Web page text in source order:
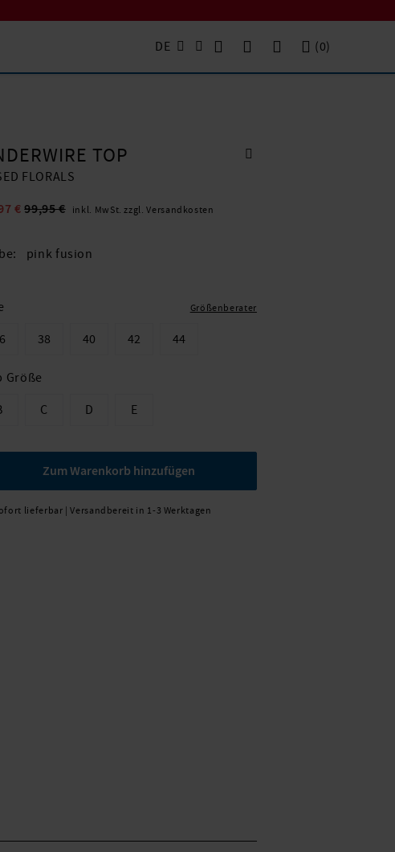
DE (0)
TOP
FLORALS
€ 99,95 € inkl. MwSt. zzgl. Versandkosten
pink fusion
38 40 42 44
Größe
C D E
Größenberater
Zum Warenkorb hinzufügen
lieferbar | Versandbereit in 1-3 Werktagen